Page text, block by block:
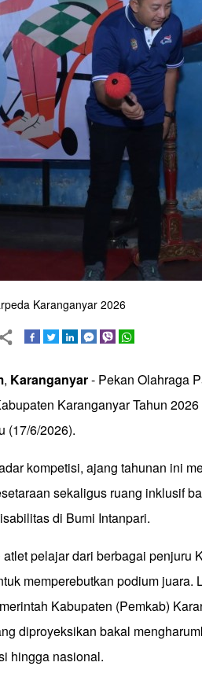
Karanganyar 2026
, Karanganyar- Pekan Olahraga
Karanganyar Tahun
(17/6/2026).
kompetisi, ajang tahunan ini
sekaligus ruang inklusif
di Bumi Intanpari.
pelajar dari berbagai penjuru
memperebutkan podium juara.
Kabupaten (Pemkab)
diproyeksikan bakal
hingga nasional.